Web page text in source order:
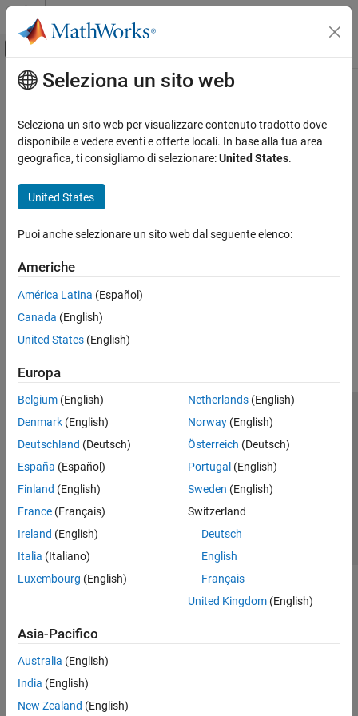
Vai al contenuto
Attiva/disattiva menu di navigazione
Pagina iniziale della documentazione
Contenuto principale
Seleziona un sito web
Seleziona un sito web per visualizzare contenuto tradotto dove
disponibile e vedere eventi e offerte locali. In base alla tua area
geografica, ti consigliamo di selezionare:United States.
United States
Puoi anche selezionare un sito web dal seguente elenco:
Americhe
América Latina (Español)
Canada (English)
United States (English)
Europa
Belgium (English)
Denmark (English)
Deutschland (Deutsch)
España (Español)
Finland (English)
France (Français)
Ireland (English)
Italia (Italiano)
Luxembourg (English)
Netherlands(English)
Norway(English)
Österreich (Deutsch)
Portugal (English)
Sweden (English)
Switzerland
Deutsch
English
Français
United Kingdom(English)
Asia-Pacifico
Australia (English)
India (English)
New Zealand (English)
Centro di fiducia
Informativa sulla privacy
Antipirateria
Stato dell'applicazione
Contatti
© 1994-2026 The MathWorks, Inc.